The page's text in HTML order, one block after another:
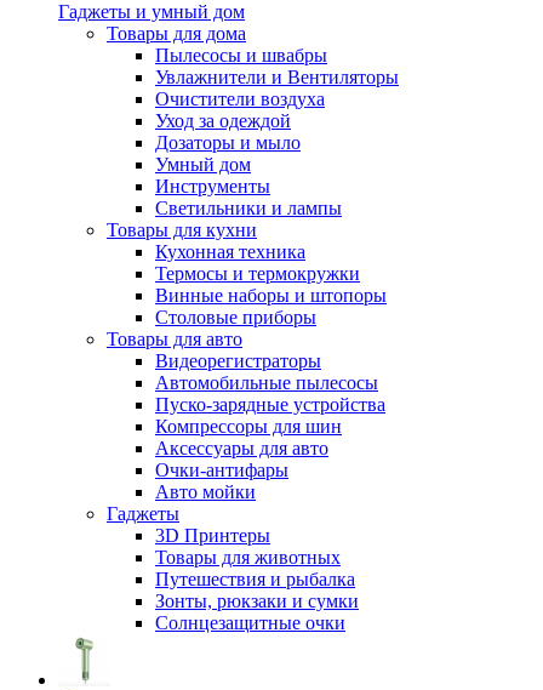
Гаджеты и умный дом
Товары для дома
Пылесосы и швабры
Увлажнители и Вентиляторы
Очистители воздуха
Уход за одеждой
Дозаторы и мыло
Умный дом
Инструменты
Светильники и лампы
Товары для кухни
Кухонная техника
Термосы и термокружки
Винные наборы и штопоры
Столовые приборы
Товары для авто
Видеорегистраторы
Автомобильные пылесосы
Пуско-зарядные устройства
Компрессоры для шин
Аксессуары для авто
Очки-антифары
Авто мойки
Гаджеты
3D Принтеры
Товары для животных
Путешествия и рыбалка
Зонты, рюкзаки и сумки
Солнцезащитные очки